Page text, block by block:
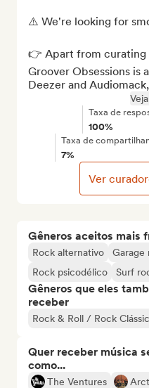
Gêneros aceitos mais
Rock alternativo Garage
Rock psicodélico
Surf
Gêneros que eles
receber
Rock & Roll / Rock
Quer receber música
como...
The Ventures
⚠️ We're looking for
👉 Apart from curating
Groover Obsessions is
Deezer and
Taxa de
100%
Taxa de
7%
Ver